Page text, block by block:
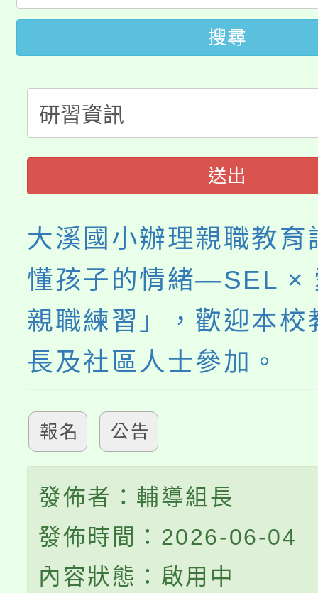
田徑場及游泳池舉行。
桃園市低收入戶享有免
視費優惠，中低收入戶
半價優惠，詳情可洽有
者。
大園自造教育及科技中
份教師增能研習
大溪自造教育及科技中
份教師研習
淨零綠生活教案入校路
會
115年食農教育專業人
程
搜尋
送出
大溪國小辦理親職教育
懂孩子的情緒—SEL ×
親職練習」，歡迎本校
長及社區人士參加。
報名 公告
發佈者：輔導組長
發佈時間：2026-06-04
內容狀態：啟用中